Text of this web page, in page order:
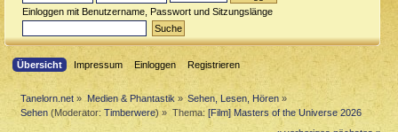
Einloggen mit Benutzername, Passwort und Sitzungslänge
Übersicht Impressum Einloggen Registrieren
Tanelorn.net » Medien & Phantastik » Sehen, Lesen, Hören »
Sehen (Moderator:Timberwere) » Thema: [Film] Masters of the Universe 2026